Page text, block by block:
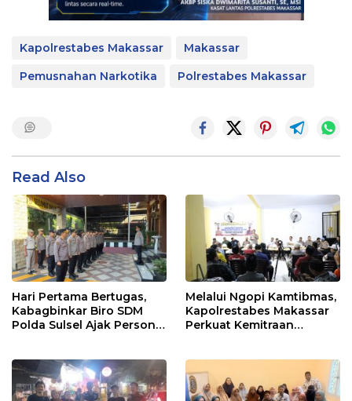
Kapolrestabes Makassar
Makassar
Pemusnahan Narkotika
Polrestabes Makassar
Read Also
Hari Pertama Bertugas,
Kabagbinkar Biro SDM
Polda Sulsel Ajak Personel
Melalui Ngopi Kamtibmas,
Kapolrestabes Makassar
Perkuat Kemitraan